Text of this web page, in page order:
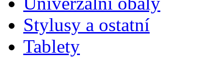
Stylusy a ostatní
Tablety